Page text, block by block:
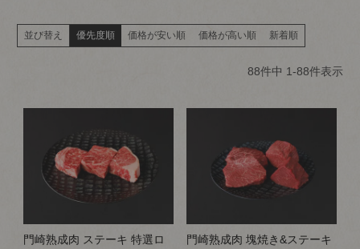
並び替え 優先度順 価格が安い順 価格が高い順 新着順
88件中 1-88件表示
門崎熟成肉 ステーキ 特選ロ
門崎熟成肉 塊焼き&ステーキ